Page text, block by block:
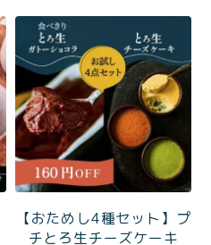
【おためし4種セット】プ
チとろ生チーズケーキ